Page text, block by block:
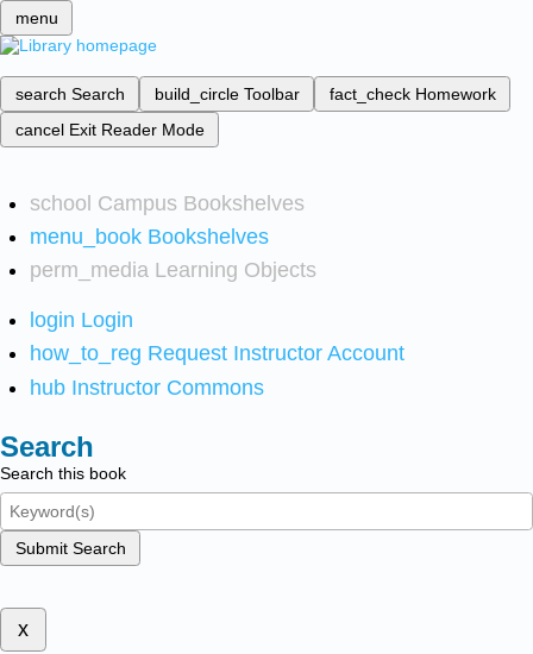
menu
search Search build_circle Toolbar fact_check Homework
cancel Exit Reader Mode
school Campus Bookshelves
menu_book Bookshelves
perm_media Learning Objects
login Login
how_to_reg Request Instructor Account
hub Instructor Commons
Search
Search this book
Submit Search
x